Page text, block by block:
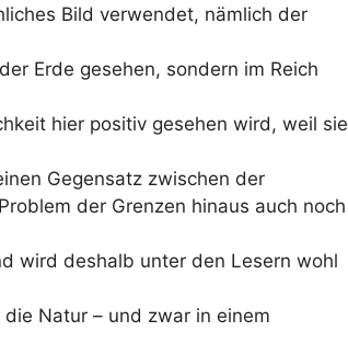
Bild verwendet, nämlich der
Erde gesehen, sondern im Reich
hier positiv gesehen wird, weil sie
Gegensatz zwischen der
der Grenzen hinaus auch noch
wird deshalb unter den Lesern wohl
Natur – und zwar in einem